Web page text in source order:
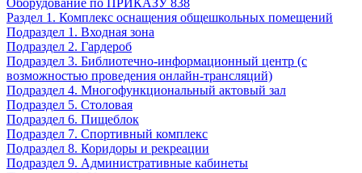
Оборудование по ПРИКАЗУ 838
Раздел 1. Комплекс оснащения общешкольных помещений
Подраздел 1. Входная зона
Подраздел 2. Гардероб
Подраздел 3. Библиотечно-информационный центр (с
возможностью проведения онлайн-трансляций)
Подраздел 4. Многофункциональный актовый зал
Подраздел 5. Столовая
Подраздел 6. Пищеблок
Подраздел 7. Спортивный комплекс
Подраздел 8. Коридоры и рекреации
Подраздел 9. Административные кабинеты